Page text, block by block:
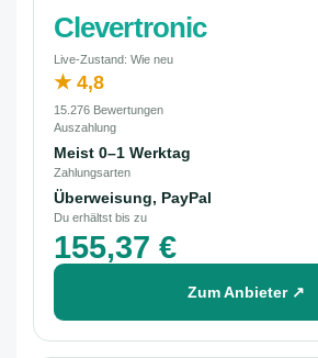
Clevertronic
Live-Zustand: Wie neu
★ 4,8
15.276 Bewertungen
Auszahlung
Meist 0–1 Werktag
Zahlungsarten
Überweisung, PayPal
Du erhältst bis zu
155,37 €
Zum Anbieter ↗